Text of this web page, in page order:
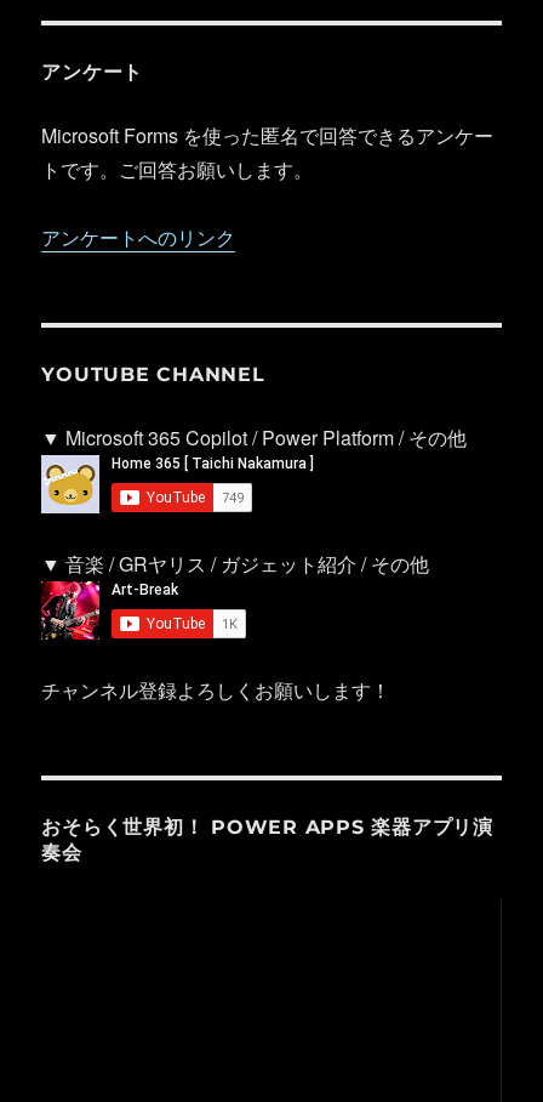
アンケート
Microsoft Forms を使った匿名で回答できるアンケー
トです。ご回答お願いします。
アンケートへのリンク
YOUTUBE CHANNEL
▼ Microsoft 365 Copilot / Power Platform / その他
▼ 音楽 / GRヤリス / ガジェット紹介 / その他
チャンネル登録よろしくお願いします！
おそらく世界初！ POWER APPS 楽器アプリ演
奏会